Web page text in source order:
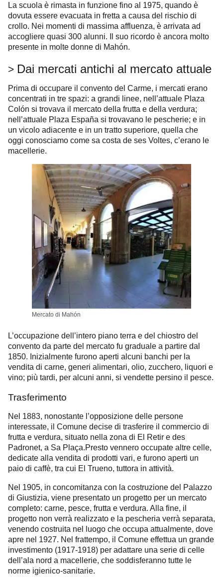
La scuola è rimasta in funzione fino al 1975, quando è
dovuta essere evacuata in fretta a causa del rischio di
crollo. Nei momenti di massima affluenza, è arrivata ad
accogliere quasi 300 alunni. Il suo ricordo è ancora molto
presente in molte donne di Mahón.
> Dai mercati antichi al mercato attuale
Prima di occupare il convento del Carme, i mercati erano
concentrati in tre spazi: a grandi linee, nell’attuale Plaza
Colón si trovava il mercato della frutta e della verdura;
nell’attuale Plaza España si trovavano le pescherie; e in
un vicolo adiacente e in un tratto superiore, quella che
oggi conosciamo come sa costa de ses Voltes, c’erano le
macellerie.
Mercato di Mahón
L’occupazione dell’intero piano terra e del chiostro del
convento da parte del mercato fu graduale a partire dal
1850. Inizialmente furono aperti alcuni banchi per la
vendita di carne, generi alimentari, olio, zucchero, liquori e
vino; più tardi, per alcuni anni, si vendette persino il pesce.
Trasferimento
Nel 1883, nonostante l’opposizione delle persone
interessate, il Comune decise di trasferire il commercio di
frutta e verdura, situato nella zona di El Retir e des
Padronet, a Sa Plaça.Presto vennero occupate altre celle,
dedicate alla vendita di prodotti vari, e furono aperti un
paio di caffè, tra cui El Trueno, tuttora in attività.
Nel 1905, in concomitanza con la costruzione del Palazzo
di Giustizia, viene presentato un progetto per un mercato
completo: carne, pesce, frutta e verdura. Alla fine, il
progetto non verrà realizzato e la pescheria verrà separata,
venendo costruita nel luogo che occupa attualmente, dove
apre nel 1927. Nel frattempo, il Comune effettua un grande
investimento (1917-1918) per adattare una serie di celle
dell’ala nord a macellerie, che soddisferanno tutte le
norme igienico-sanitarie.